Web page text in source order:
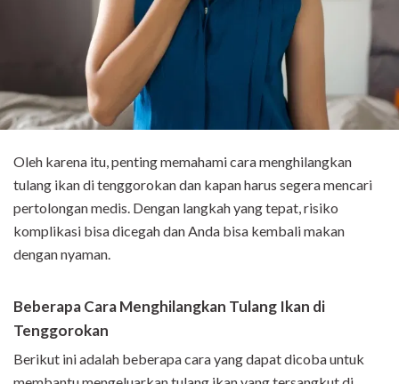
Oleh karena itu, penting memahami cara menghilangkan
tulang ikan di tenggorokan dan kapan harus segera mencari
pertolongan medis. Dengan langkah yang tepat, risiko
komplikasi bisa dicegah dan Anda bisa kembali makan
dengan nyaman.
Beberapa Cara Menghilangkan Tulang Ikan di
Tenggorokan
Berikut ini adalah beberapa cara yang dapat dicoba untuk